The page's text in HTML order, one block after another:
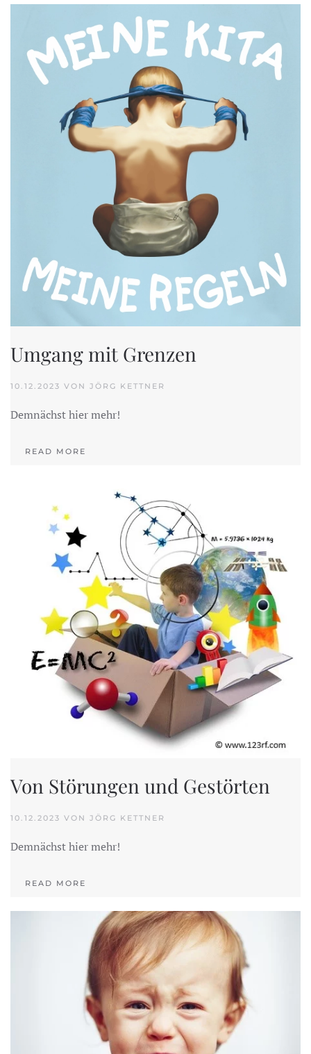
Umgang mit Grenzen
10.12.2023 VON JÖRG KETTNER
Demnächst hier mehr!
READ MORE
Von Störungen und Gestörten
10.12.2023 VON JÖRG KETTNER
Demnächst hier mehr!
READ MORE